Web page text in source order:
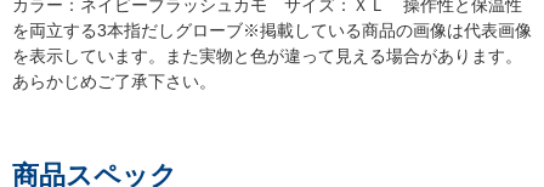
カラー：ネイビーブラッシュカモ サイズ：ＸＬ 操作性と保温性
を両立する3本指だしグローブ※掲載している商品の画像は代表画像
を表示しています。また実物と色が違って見える場合があります。
あらかじめご了承下さい。
商品スペック